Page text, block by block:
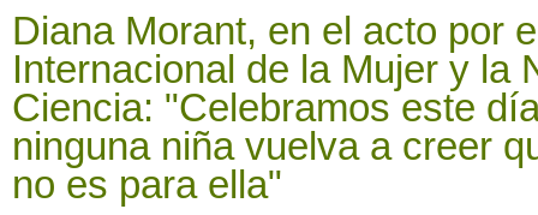
Diana Morant, en el acto por
Internacional de la Mujer y la
Ciencia: "Celebramos este
ninguna niña vuelva a creer
no es para ella"